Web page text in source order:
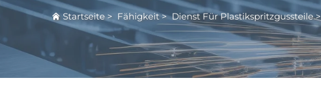
Startseite> Fähigkeit>Dienst Für Plastikspritzgussteile>